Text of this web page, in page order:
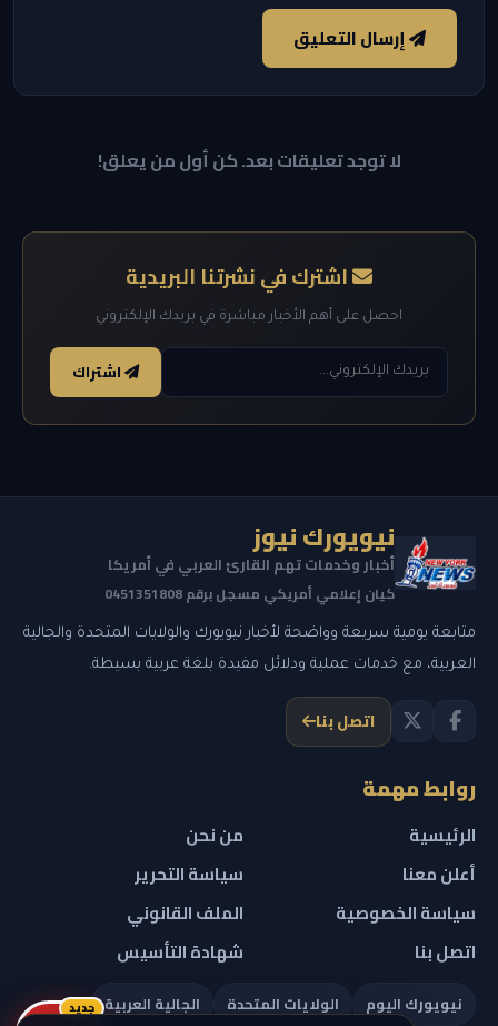
إرسال التعليق
لا توجد تعليقات بعد. كن أول من يعلق!
اشترك في نشرتنا البريدية
احصل على أهم الأخبار مباشرة في بريدك الإلكتروني
اشتراك
نيويورك نيوز
أخبار وخدمات تهم القارئ العربي في أمريكا
كيان إعلامي أمريكي مسجل برقم 0451351808
متابعة يومية سريعة وواضحة لأخبار نيويورك والولايات المتحدة والجالية
العربية، مع خدمات عملية ودلائل مفيدة بلغة عربية بسيطة.
اتصل بنا
روابط مهمة
الرئيسية
من نحن
أعلن معنا
سياسة التحرير
سياسة الخصوصية
الملف القانوني
اتصل بنا
شهادة التأسيس
نيويورك اليوم الولايات المتحدة الجالية العربية جديد